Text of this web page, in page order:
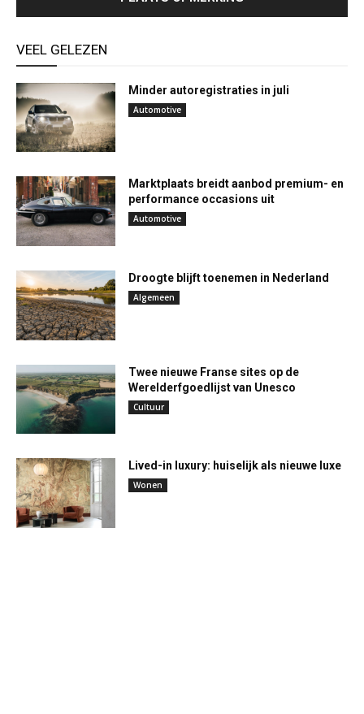
VEEL GELEZEN
Minder autoregistraties in juli
Automotive
Marktplaats breidt aanbod premium- en
performance occasions uit
Automotive
Droogte blijft toenemen in Nederland
Algemeen
Twee nieuwe Franse sites op de
Werelderfgoedlijst van Unesco
Cultuur
Lived-in luxury: huiselijk als nieuwe luxe
Wonen